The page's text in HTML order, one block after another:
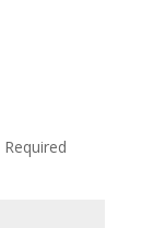
Required